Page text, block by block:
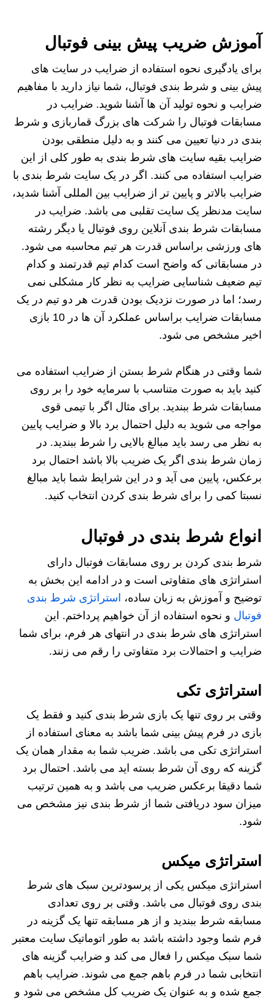
آموزش ضریب پیش بینی فوتبال
برای یادگیری نحوه استفاده از ضرایب در سایت های
پیش بینی و شرط بندی فوتبال، شما نیاز دارید با مفاهیم
ضرایب و نحوه تولید آن ها آشنا شوید. ضرایب در
مسابقات فوتبال را شرکت های بزرگ قماربازی و شرط
بندی در دنیا تعیین می کنند و به دلیل منطقی بودن
ضرایب بقیه سایت های شرط بندی به طور کلی از این
ضرایب استفاده می کنند. اگر در یک سایت شرط بندی با
ضرایب بالاتر و پایین تر از ضرایب بین المللی آشنا شدید،
سایت مدنظر یک سایت تقلبی می باشد. ضرایب در
مسابقات شرط بندی آنلاین روی فوتبال یا دیگر رشته
های ورزشی براساس قدرت هر تیم محاسبه می شود.
در مسابقاتی که واضح است کدام تیم قدرتمند و کدام
تیم ضعیف شناسایی ضرایب به نظر کار مشکلی نمی
رسد؛ اما در صورت نزدیک بودن قدرت هر دو تیم در یک
مسابقات ضرایب براساس عملکرد آن ها در 10 بازی
اخیر مشخص می شود.
شما وقتی در هنگام شرط بستن از ضرایب استفاده می
کنید باید به صورت متناسب با سرمایه خود را بر روی
مسابقات شرط ببندید. برای مثال اگر با تیمی قوی
مواجه می شوید به دلیل احتمال برد بالا و ضرایب پایین
به نظر می رسد باید مبالغ بالایی را شرط ببندید. در
زمان شرط بندی اگر یک ضریب بالا باشد احتمال برد
برعکس، پایین می آید و در این شرایط شما باید مبالغ
نسبتا کمی را برای شرط بندی کردن انتخاب کنید.
انواع شرط بندی در فوتبال
شرط بندی کردن بر روی مسابقات فوتبال دارای
استراتژی های متفاوتی است و در ادامه این بخش به
توضیح و آموزش به زبان ساده،
استراتژی شرط بندی
فوتبال و نحوه استفاده از آن خواهیم پرداختم. این
استراتژی های شرط بندی در انتهای هر فرم، برای شما
ضرایب و احتمالات برد متفاوتی را رقم می زنند.
استراتژی تکی
وقتی بر روی تنها یک بازی شرط بندی کنید و فقط یک
بازی در فرم پیش بینی شما باشد به معنای استفاده از
استراتژی تکی می باشد. ضریب شما به مقدار همان یک
گزینه که روی آن شرط بسته اید می باشد. احتمال برد
شما دقیقا برعکس ضریب می باشد و به همین ترتیب
میزان سود دریافتی شما از شرط بندی نیز مشخص می
شود.
استراتژی میکس
استراتژی میکس یکی از پرسودترین سبک های شرط
بندی روی فوتبال می باشد. وقتی بر روی تعدادی
مسابقه شرط ببندید و از هر مسابقه تنها یک گزینه در
فرم شما وجود داشته باشد به طور اتوماتیک سایت معتبر
شما سبک میکس را فعال می کند و ضرایب گزینه های
انتخابی شما در فرم باهم جمع می شوند. ضرایب باهم
جمع شده و به عنوان یک ضریب کل مشخص می شود و